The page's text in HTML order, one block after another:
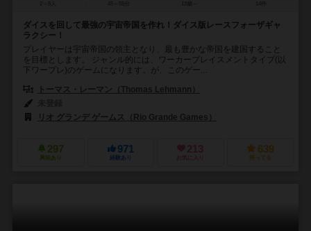
ダイスを回して最強の宇宙帝国を作れ！ダイス版レースフォーザギャ
ラクシー！
プレイヤーは宇宙帝国の領主となり、最も豊かな帝国を建国すること
を目標とします。 ジャンル的には、ワーカープレイスメントタイプ(以
下ワープレ)のゲームになります。が、このゲー...
トーマス・レーマン（Thomas Lehmann）
リオ グランデ ゲームス（Rio Grande Games）
297
興味あり
971
経験あり
213
お気に入り
639
持ってる